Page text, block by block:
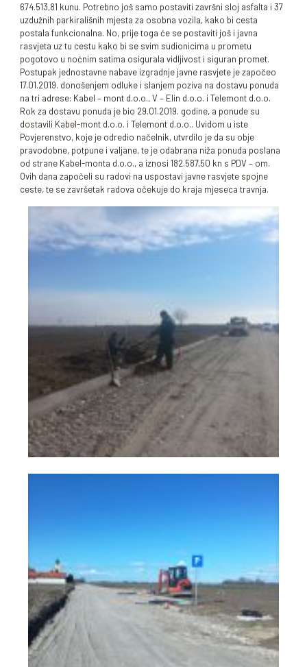
674.513,81 kunu. Potrebno još samo postaviti završni sloj asfalta i 37
uzdužnih parkirališnih mjesta za osobna vozila, kako bi cesta
postala funkcionalna. No, prije toga će se postaviti još i javna
rasvjeta uz tu cestu kako bi se svim sudionicima u prometu
pogotovo u noćnim satima osigurala vidljivost i siguran promet.
Postupak jednostavne nabave izgradnje javne rasvjete je započeo
17.01.2019. donošenjem odluke i slanjem poziva na dostavu ponuda
na tri adrese: Kabel – mont d.o.o., V – Elin d.o.o. i Telemont d.o.o.
Rok za dostavu ponuda je bio 29.01.2019. godine, a ponude su
dostavili Kabel-mont d.o.o. i Telemont d.o.o.. Uvidom u iste
Povjerenstvo, koje je odredio načelnik, utvrdilo je da su obje
pravodobne, potpune i valjane, te je odabrana niža ponuda poslana
od strane Kabel-monta d.o.o., a iznosi 182.587,50 kn s PDV – om.
Ovih dana započeli su radovi na uspostavi javne rasvjete spojne
ceste, te se završetak radova očekuje do kraja mjeseca travnja.